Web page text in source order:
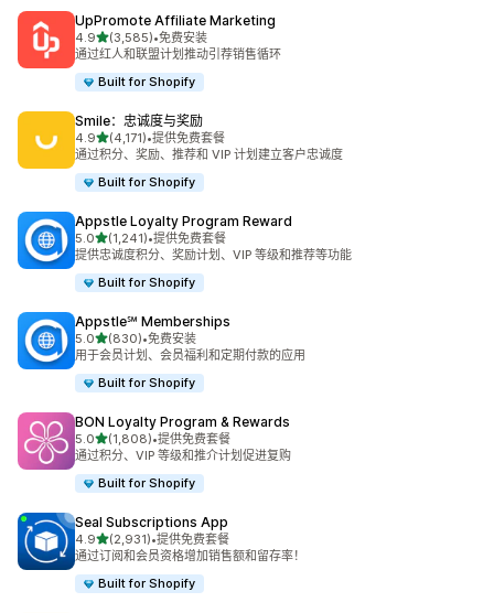
UpPromote Affiliate Marketing
4.9星（满分 5 星）
(3,585)
总共 3585 条评论
•免费安装
通过红人和联盟计划推动引荐销售循环
Built for Shopify
Smile：忠诚度与奖励
4.9星（满分 5 星）
(4,171)
总共 4171 条评论
•提供免费套餐
通过积分、奖励、推荐和 VIP 计划建立客户忠诚度
Built for Shopify
Appstle Loyalty Program Reward
5.0星（满分 5 星）
(1,241)
总共 1241 条评论
•提供免费套餐
提供忠诚度积分、奖励计划、VIP 等级和推荐等功能
Built for Shopify
Appstle℠ Memberships
5.0星（满分 5 星）
(830)
总共 830 条评论
•免费安装
用于会员计划、会员福利和定期付款的应用
Built for Shopify
BON Loyalty Program & Rewards
5.0星（满分 5 星）
(1,808)
总共 1808 条评论
•提供免费套餐
通过积分、VIP 等级和推介计划促进复购
Built for Shopify
Seal Subscriptions App
4.9星（满分 5 星）
(2,931)
总共 2931 条评论
•提供免费套餐
通过订阅和会员资格增加销售额和留存率！
Built for Shopify